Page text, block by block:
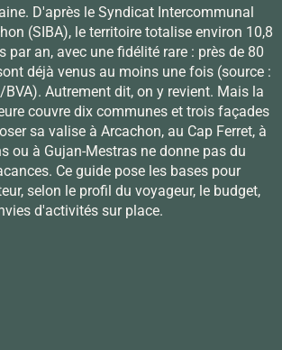
D'après le Syndicat Intercommunal
(SIBA), le territoire totalise environ 10,8
par an, avec une fidélité rare : près de 80
déjà venus au moins une fois (source :
Autrement dit, on y revient. Mais la
couvre dix communes et trois façades
sa valise à Arcachon, au Cap Ferret, à
ou à Gujan-Mestras ne donne pas du
Ce guide pose les bases pour
selon le profil du voyageur, le budget,
d'activités sur place.